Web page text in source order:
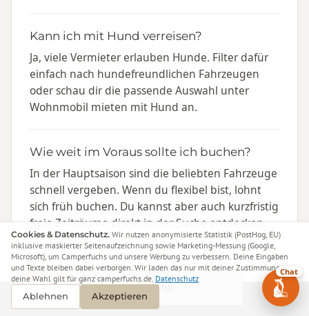
Cookies & Datenschutz. Wir nutzen anonymisierte Statistik (PostHog, EU)
inklusive maskierter Seitenaufzeichnung sowie Marketing-Messung (Google,
Microsoft), um Camperfuchs und unsere Werbung zu verbessern. Deine Eingaben
und Texte bleiben dabei verborgen. Wir laden das nur mit deiner Zustimmung –
deine Wahl gilt für ganz camperfuchs.de. Datenschutz
Ablehnen
Akzeptieren
Filter
Kann ich mit Hund verreisen?
Ja, viele Vermieter erlauben Hunde. Filter dafür
einfach nach hundefreundlichen Fahrzeugen
oder schau dir die passende Auswahl unter
Wohnmobil mieten mit Hund an.
Wie weit im Voraus sollte ich buchen?
In der Hauptsaison sind die beliebten Fahrzeuge
schnell vergeben. Wenn du flexibel bist, lohnt
sich früh buchen. Du kannst aber auch kurzfristig
freie Zeiträume direkt in der Suche entdecken.
Folge uns
Chat